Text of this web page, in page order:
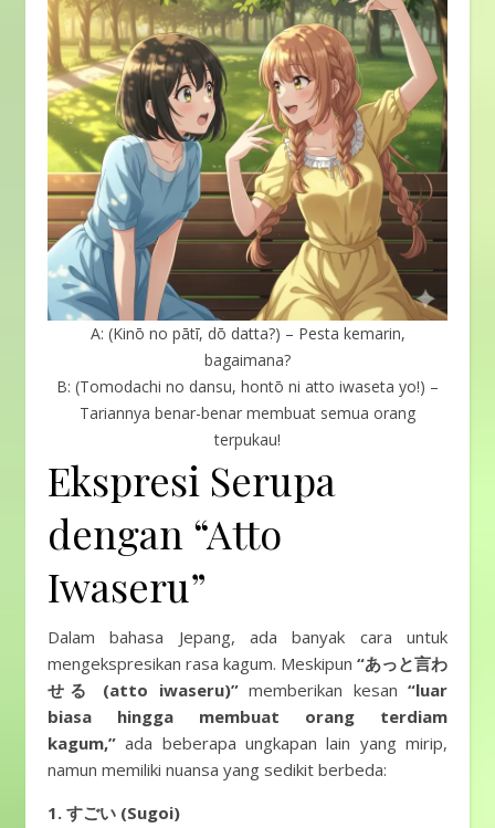
A: (Kinō no pātī, dō datta?) – Pesta kemarin,
bagaimana?
B: (Tomodachi no dansu, hontō ni atto iwaseta yo!) –
Tariannya benar-benar membuat semua orang
terpukau!
Ekspresi Serupa
dengan “Atto
Iwaseru”
Dalam bahasa Jepang, ada banyak cara untuk
mengekspresikan rasa kagum. Meskipun “あっと言わ
せる (atto iwaseru)”memberikan kesan“luar
biasa hingga membuat orang terdiam
kagum,” ada beberapa ungkapan lain yang mirip,
namun memiliki nuansa yang sedikit berbeda:
1. すごい (Sugoi)